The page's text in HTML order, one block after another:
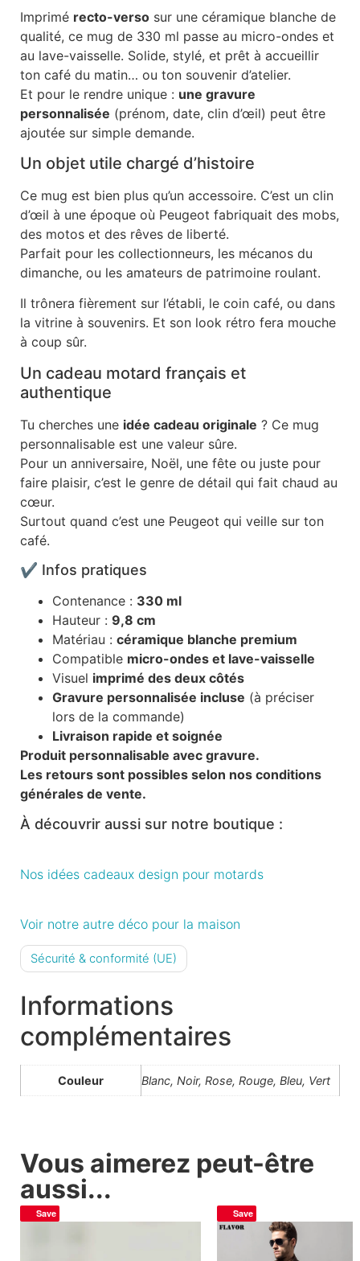
Imprimé recto-verso sur une céramique blanche de
qualité, ce mug de 330 ml passe au micro-ondes et
au lave-vaisselle. Solide, stylé, et prêt à accueillir
ton café du matin… ou ton souvenir d’atelier.
Et pour le rendre unique : une gravure
personnalisée (prénom, date, clin d’œil) peut être
ajoutée sur simple demande.
Un objet utile chargé d’histoire
Ce mug est bien plus qu’un accessoire. C’est un clin
d’œil à une époque où Peugeot fabriquait des mobs,
des motos et des rêves de liberté.
Parfait pour les collectionneurs, les mécanos du
dimanche, ou les amateurs de patrimoine roulant.
Il trônera fièrement sur l’établi, le coin café, ou dans
la vitrine à souvenirs. Et son look rétro fera mouche
à coup sûr.
Un cadeau motard français et
authentique
Tu cherches une idée cadeau originale ? Ce mug
personnalisable est une valeur sûre.
Pour un anniversaire, Noël, une fête ou juste pour
faire plaisir, c’est le genre de détail qui fait chaud au
cœur.
Surtout quand c’est une Peugeot qui veille sur ton
café.
✔️ Infos pratiques
Contenance : 330 ml
Hauteur : 9,8 cm
Matériau : céramique blanche premium
Compatible micro-ondes et lave-vaisselle
Visuel imprimé des deux côtés
Gravure personnalisée incluse (à préciser
lors de la commande)
Livraison rapide et soignée
Produit personnalisable avec gravure.
Les retours sont possibles selon nos conditions
générales de vente.
À découvrir aussi sur notre boutique :
Nos idées cadeaux design pour motards
Voir notre autre déco pour la maison
Sécurité & conformité (UE)
Informations
complémentaires
Couleur Blanc, Noir, Rose, Rouge, Bleu, Vert
Vous aimerez peut-être
aussi...
Save Save